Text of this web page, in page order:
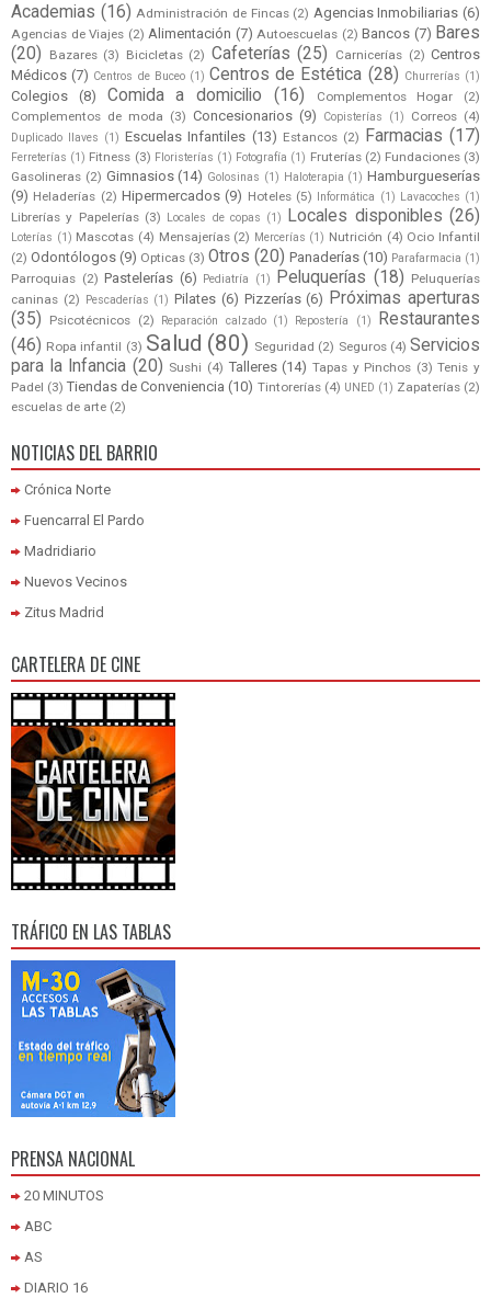
Academias (16) Administración de Fincas (2) Agencias Inmobiliarias (6)
Agencias de Viajes (2) Alimentación (7) Autoescuelas (2) Bancos (7) Bares
(20)
Bazares (3) Bicicletas (2) Cafeterías (25) Carnicerías (2) Centros
Médicos (7) Centros de Buceo (1) Centros de Estética (28) Churrerías (1)
Colegios (8) Comida a domicilio (16) Complementos Hogar
(2)
Complementos de moda (3) Concesionarios (9) Copisterías (1) Correos (4)
Duplicado llaves (1) Escuelas Infantiles (13) Estancos (2) Farmacias (17)
Ferreterías (1) Fitness (3) Floristerías (1) Fotografía (1) Fruterías (2) Fundaciones (3)
Gasolineras (2) Gimnasios (14) Golosinas (1) Haloterapia (1) Hamburgueserías
(9) Heladerías (2) Hipermercados (9) Hoteles (5) Informática (1) Lavacoches (1)
Librerías y Papelerías (3) Locales de copas (1) Locales disponibles (26)
Loterías (1) Mascotas (4) Mensajerías (2) Mercerías (1) Nutrición (4) Ocio Infantil
(2) Odontólogos (9) Opticas (3) Otros (20) Panaderías (10) Parafarmacia (1)
Parroquias (2) Pastelerías (6) Pediatría (1) Peluquerías (18) Peluquerías
caninas (2) Pescaderías (1) Pilates (6) Pizzerías (6) Próximas aperturas
(35)
Psicotécnicos (2) Reparación calzado (1) Repostería (1)
Restaurantes
(46) Ropa infantil (3) Salud (80) Seguridad (2) Seguros (4) Servicios
para la Infancia (20) Sushi (4) Talleres (14) Tapas y Pinchos (3) Tenis y
Padel (3) Tiendas de Conveniencia (10) Tintorerías (4) UNED (1) Zapaterías (2)
escuelas de arte (2)
NOTICIAS DEL BARRIO
Crónica Norte
Fuencarral El Pardo
Madridiario
Nuevos Vecinos
Zitus Madrid
CARTELERA DE CINE
TRÁFICO EN LAS TABLAS
PRENSA NACIONAL
20 MINUTOS
ABC
AS
DIARIO 16